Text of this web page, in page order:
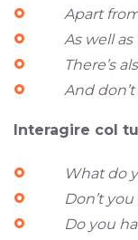
Apart
As well as
There’s
And don’t
Interagire col
What do
Don’t you
Do you